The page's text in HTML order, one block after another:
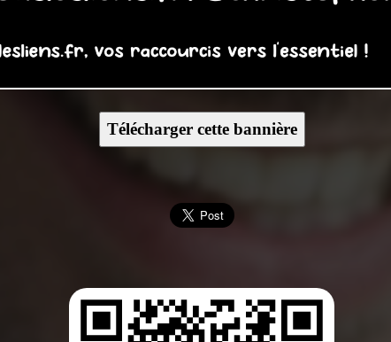
Télécharger cette bannière